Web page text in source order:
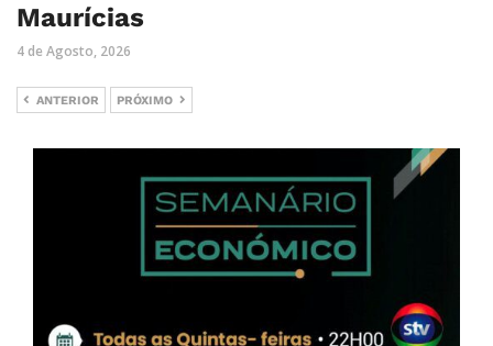
Maurícias
4 de Agosto, 2026
ANTERIOR PRÓXIMO